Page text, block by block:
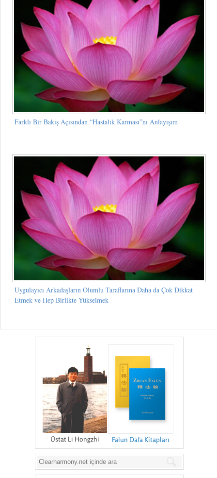
Farklı Bir Bakış Açısından “Hastalık Karması”nı Anlayışım
Uygulayıcı Arkadaşların Olumlu Taraflarına Daha da Çok Dikkat
Etmek ve Hep Birlikte Yükselmek
Üstat Li Hongzhi Falun Dafa Kitapları